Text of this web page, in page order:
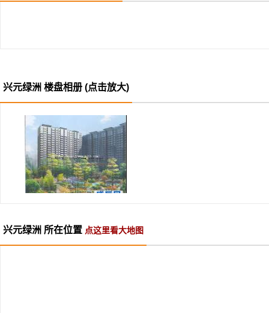
兴元绿洲 楼盘相册 (点击放大)
兴元绿洲 所在位置 点这里看大地图